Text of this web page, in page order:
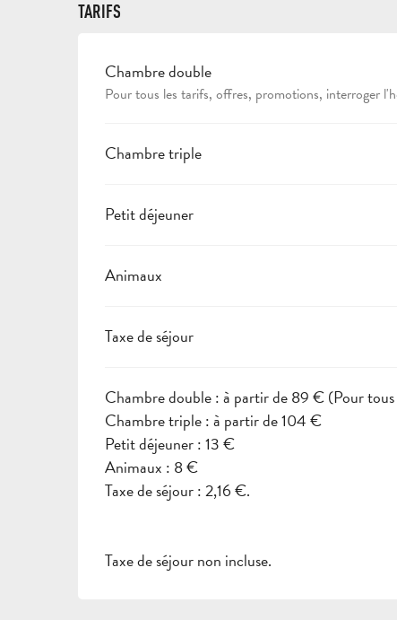
TARIFS
TARIFS 2026
Chambre double
Pour tous les tarifs, offres, promotions, interroger
Chambre triple
Petit déjeuner
Animaux
Taxe de séjour
Chambre double : à partir de 89 € (Pour
Chambre triple : à partir de 104 €
Petit déjeuner : 13 €
Animaux : 8 €
Taxe de séjour : 2,16 €.
Taxe de séjour non incluse.